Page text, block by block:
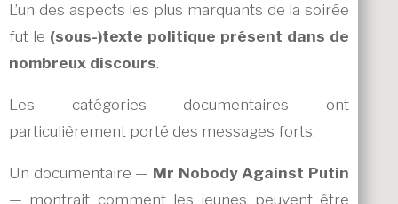
L’un des aspects les plus marquants de la soirée
fut le (sous-)texte politique présent dans de
nombreux discours.
Les catégories documentaires ont
particulièrement porté des messages forts.
Un documentaire — Mr Nobody Against Putin
— montrait comment les jeunes peuvent être